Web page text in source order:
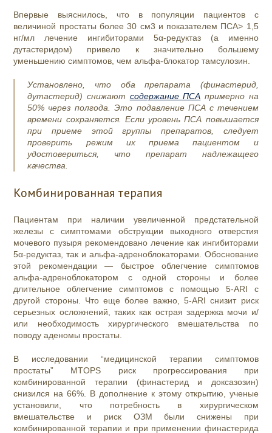
Впервые выяснилось, что в популяции пациентов с
величиной простаты более 30 см3 и показателем ПСА> 1,5
нг/мл лечение ингибиторами 5α-редуктаз(а именно
дутастеридом) привело к значительно большему
уменьшению симптомов, чем альфа-блокатор тамсулозин.
Установлено, что оба препарата (финастерид,
дутастерид) снижают содержание ПСА примерно на
50% через полгода. Это подавление ПСА с течением
времени сохраняется. Если уровень ПСА повышается
при приеме этой группы препаратов, следует
проверить режим их приема пациентом и
удостовериться, что препарат надлежащего
качества.
Комбинированная терапия
Пациентам при наличии увеличенной предстательной
железы с симптомами обструкции выходного отверстия
мочевого пузыря рекомендовано лечение как ингибиторами
5α-редуктаз, так и альфа-адреноблокаторами. Обоснование
этой рекомендации — быстрое облегчение симптомов
альфа-адреноблокатором с одной стороны и более
длительное облегчение симптомов с помощью 5-ARI с
другой стороны. Что еще более важно, 5-ARI снизит риск
серьезных осложнений, таких как острая задержка мочи и/
или необходимость хирургического вмешательства по
поводу аденомы простаты.
В исследовании “медицинской терапии симптомов
простаты” MTOPS риск прогрессирования при
комбинированной терапии (финастерид и доксазозин)
снизился на 66%. В дополнение к этому открытию, ученые
установили, что потребность в хирургическом
вмешательстве и риск ОЗМ были снижены при
комбинированной терапии и при применении финастерида